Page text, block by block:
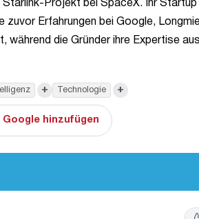
Projekt bei SpaceX. Ihr
Erfahrungen bei Google,
während die Gründer ihre Expertise
+ Technologie +
Google hinzufügen